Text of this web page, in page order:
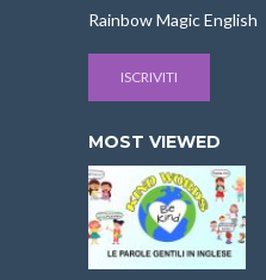
Rainbow Magic English
ISCRIVITI
MOST VIEWED